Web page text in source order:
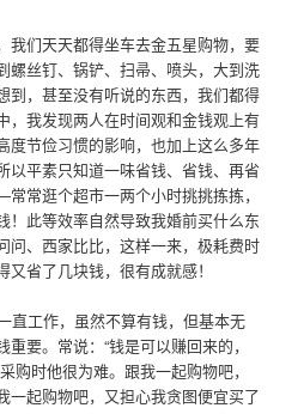
我们天天都得坐车去金五星购物，要
螺丝钉、锅铲、扫帚、喷头，大到洗
到，甚至没有听说的东西，我们都得
，我发现两人在时间观和金钱观上有
度节俭习惯的影响，也加上这么多年
以平素只知道一味省钱、省钱、再省
常逛个超市一两个小时挑挑拣拣，
！此等效率自然导致我婚前买什么东
问、西家比比，这样一来，极耗费时
省了几块钱，很有成就感！
直工作，虽然不算有钱，但基本无
要。常说：“钱是可以赚回来的，
购时他很为难。跟我一起购物吧，
一起购物吧，又担心我贪图便宜买了